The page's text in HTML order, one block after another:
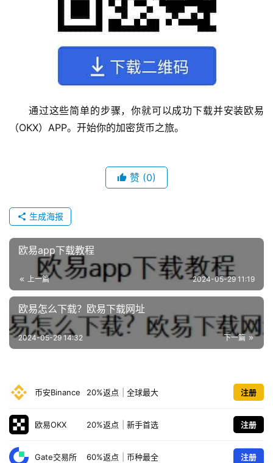
通过这些简单的步骤，你就可以成功下载并安装欧易
（OKX）APP。开始你的加密货币之旅。
赞 (0)
生成海报
欧易app下载教程
上一篇 2024-05-29 11:19
欧易怎么下载？欧易下载网址
下一篇
2024-05-29 14:32
币安Binance 20%返点 全球最大 注册
欧易OKX 20%返点 新手首选 注册
Gate交易所 60%返点 币种最全 注册